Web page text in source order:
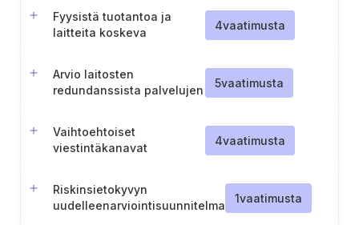
Fyysistä tuotantoa ja
laitteita koskeva
4vaatimusta
Arvio laitosten
redundanssista palvelujen
5vaatimusta
Vaihtoehtoiset
viestintäkanavat
4vaatimusta
Riskinsietokyvyn
uudelleenarviointisuunnitelma
1vaatimusta